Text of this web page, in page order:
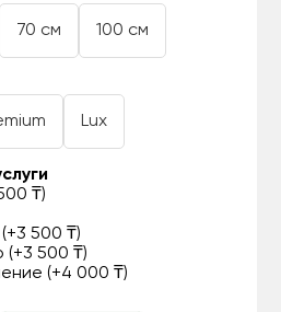
70 см 100 см
Lux
₸)
500 ₸)
(+3 500 ₸)
(+4 000 ₸)